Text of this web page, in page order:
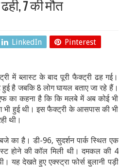
7 की मौत
LinkedIn Pinterest
में ब्लास्ट के बाद पूरी फैक्ट्री ढह गई।
है जबकि 8 लोग घायल बताए जा रहे हैं।
का कहना है कि कि मलबे में अब कोई भी
भी हुई थी। इस फैक्ट्री के आसपास की भी
थी।
का है। डी-96, सुदर्शन पार्क स्थित एक
होने की कॉल मिली थी। दमकल की 4
यह देखते हुए एक्स्ट्रा फोर्स बुलानी पड़ी